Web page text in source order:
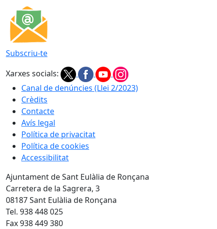
Subscriu-te
Xarxes socials:
Canal de denúncies (Llei 2/2023)
Crèdits
Contacte
Avís legal
Política de privacitat
Política de cookies
Accessibilitat
Ajuntament de Sant Eulàlia de Ronçana
Carretera de la Sagrera, 3
08187 Sant Eulàlia de Ronçana
Tel. 938 448 025
Fax 938 449 380